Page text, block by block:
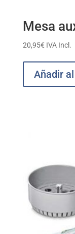
Mesa
20,95€ IVA Incl.
Añadir